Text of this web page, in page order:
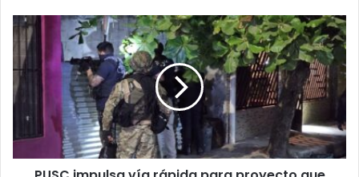
de
ESET
Latinoamérica
PUSC
impulsa
vía
rápida
para
proyecto
que
permitiría
allanamientos